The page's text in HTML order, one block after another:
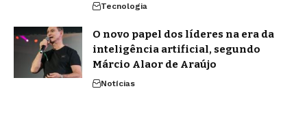
Tecnologia
O novo papel dos líderes na era da
inteligência artificial, segundo
Márcio Alaor de Araújo
Notícias